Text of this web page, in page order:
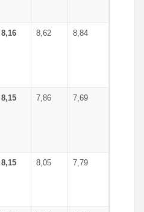
8,16 8,62 8,84
8,15 7,86 7,69
8,15 8,05 7,79